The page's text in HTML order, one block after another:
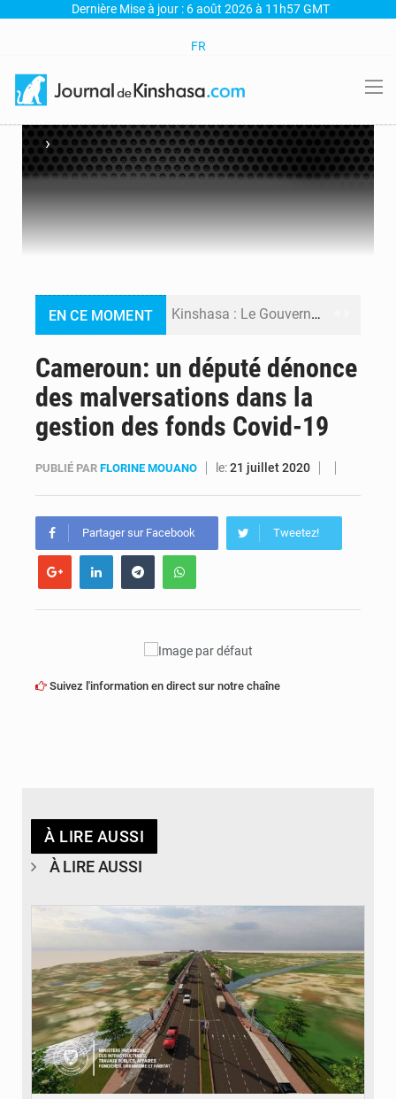
Dernière Mise à jour : 6 août 2026 à 11h57 GMT
FR
›
EN CE MOMENT Kinshasa : Le Gouvernement provincial annonce la construction imminente du boulevard Étienne Tshisekedi
Ebola : Kinshasa renforce son dispositif après l’interception d’un bateau suspect
FRIVAO : le procès du détournement de 325 millions de dollars reporté à la mi-août
Cameroun: un député dénonce
des malversations dans la
gestion des fonds Covid-19
PUBLIÉ PAR FLORINE MOUANO le:21 juillet 2020
Partager sur Facebook Tweetez!
Suivez l'information en direct sur notre chaîne
À LIRE AUSSI
À LIRE AUSSI